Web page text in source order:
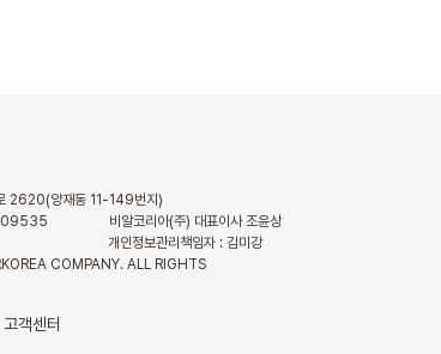
2620(양재동 11-149번지)
09535
비알코리아(주) 대표이사 조윤상
개인정보관리책임자 : 김미강
COMPANY. ALL RIGHTS
고객센터